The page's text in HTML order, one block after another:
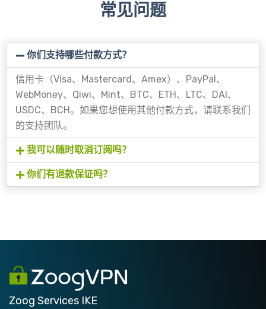
常见问题
你们支持哪些付款方式？
信用卡（Visa、Mastercard、Amex）、PayPal、
WebMoney、Qiwi、Mint、BTC、ETH、LTC、DAI、
USDC、BCH。如果您想使用其他付款方式，请联系我们
的支持团队。
我可以随时取消订阅吗？
你们有退款保证吗？
Zoog Services IKE